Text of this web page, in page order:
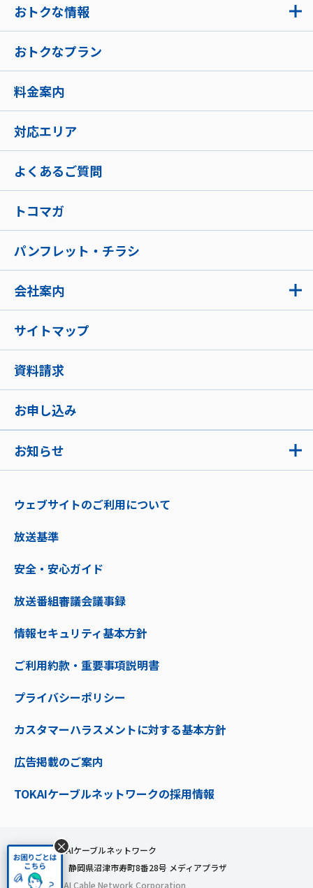
お知らせ
おトクな情報
おトクなプラン
料金案内
対応エリア
よくあるご質問
トコマガ
パンフレット・チラシ
会社案内
サイトマップ
資料請求
お申し込み
ウェブサイトのご利用について
放送基準
安全・安心ガイド
放送番組審議会議事録
情報セキュリティ基本方針
ご利用約款・重要事項説明書
プライバシーポリシー
カスタマーハラスメントに対する基本方針
広告掲載のご案内
TOKAIケーブルネットワークの採用情報
株式会社TOKAIケーブルネットワーク
〒410-0053 静岡県沼津市寿町8番28号 メディアプラザ
© 2024 TOKAI Cable Network Corporation
×